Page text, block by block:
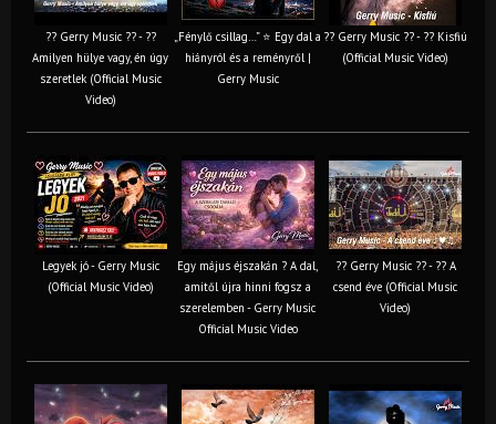
?? Gerry Music ?? - ??
Amilyen hülye vagy, én úgy
szeretlek (Official Music
Video)
„Fénylő csillag…” ⭐ Egy dal a
hiányról és a reményről |
Gerry Music
?? Gerry Music ?? - ?? Kisfiú
(Official Music Video)
Legyek jó - Gerry Music
(Official Music Video)
Egy május éjszakán ? A dal,
amitől újra hinni fogsz a
szerelemben - Gerry Music
Official Music Video
?? Gerry Music ?? - ?? A
csend éve (Official Music
Video)